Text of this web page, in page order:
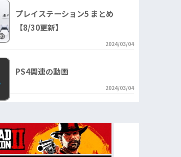
プレイステーション5 まとめ
【8/30更新】
2024/03/04
PS4関連の動画
2024/03/04